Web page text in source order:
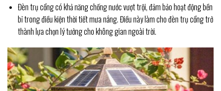
Đèn trụ cổng có khả năng chống nước vượt trội, đảm bảo hoạt động bền
bỉ trong điều kiện thời tiết mưa nắng. Điều này làm cho đèn trụ cổng trở
thành lựa chọn lý tưởng cho không gian ngoài trời.